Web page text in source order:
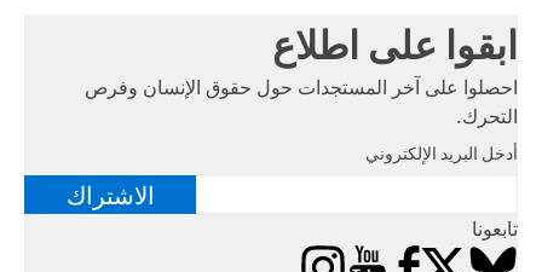
ابقوا على اطلاع
احصلوا على آخر المستجدات حول حقوق الإنسان وفرص
التحرك.
أدخل البريد الإلكتروني
الاشتراك
تابعونا
Bluesky
X
Facebook
YouTube
Instagram